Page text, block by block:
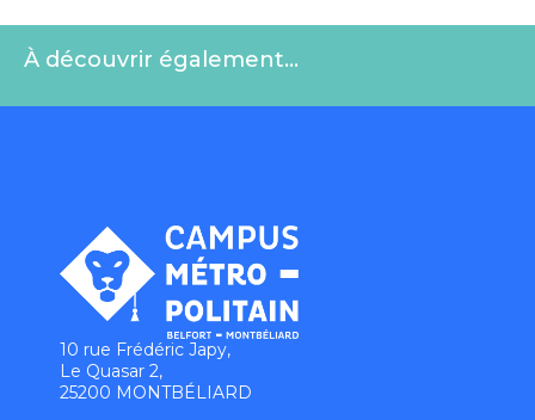
À découvrir également…
10 rue Frédéric Japy,
Le Quasar 2,
25200 MONTBÉLIARD